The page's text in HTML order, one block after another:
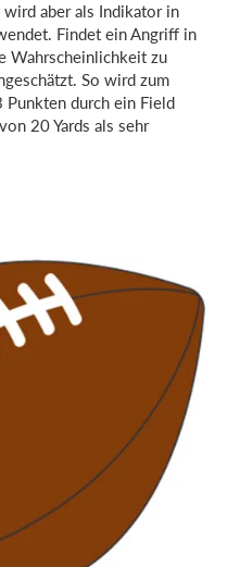
aber als Indikator in
Findet ein Angriff in
Wahrscheinlichkeit zu
So wird zum
Punkten durch ein Field
20 Yards als sehr